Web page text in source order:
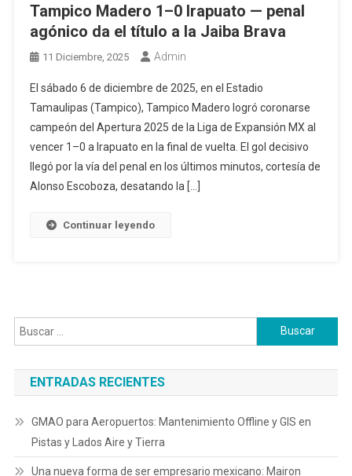
Tampico Madero 1–0 Irapuato — pen­al
agónico da el título a la Jaiba Brava
11 Diciembre, 2025 Admin
El sábado 6 de diciembre de 2025, en el Estadio
Tamaulipas (Tampico), Tampico Madero logró coronarse
campeón del Apertura 2025 de la Liga de Expansión MX al
vencer 1–0 a Irapuato en la final de vuelta. El gol decisivo
llegó por la vía del penal en los últimos minutos, cortesía de
Alonso Escoboza, desatando la […]
Continuar leyendo
Buscar:
ENTRADAS RECIENTES
GMAO para Aeropuertos: Mantenimiento Offline y GIS en
Pistas y Lados Aire y Tierra
Una nueva forma de ser empresario mexicano: Mairon